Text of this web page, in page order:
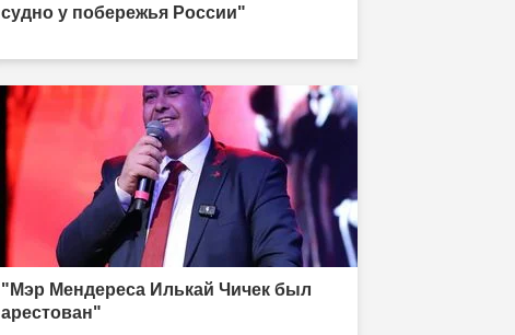
судно у побережья России"
"Мэр Мендереса Илькай Чичек был
арестован"